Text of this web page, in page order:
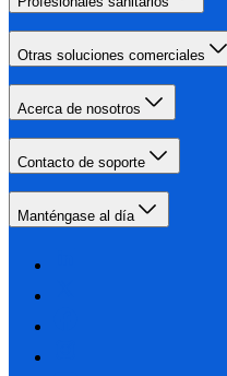
Otras soluciones comerciales
Acerca de nosotros
Contacto de soporte
Manténgase al día